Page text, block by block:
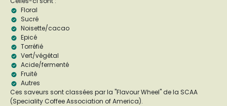
Floral
Sucré
Noisette/cacao
Epicé
Torréfié
Vert/végétal
Acide/fermenté
Fruité
Autres
Ces saveurs sont classées par la "Flavour Wheel" de la SCAA
(Speciality Coffee Association of America).